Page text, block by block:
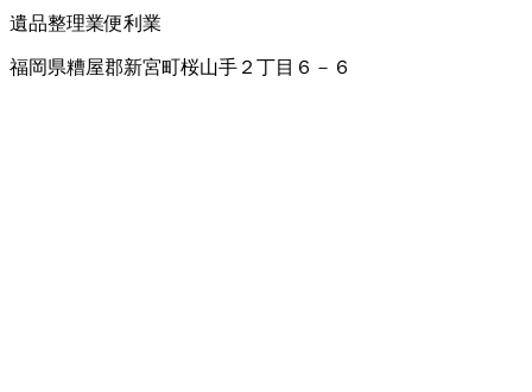
遺品整理業便利業
福岡県糟屋郡新宮町桜山手２丁目６－６